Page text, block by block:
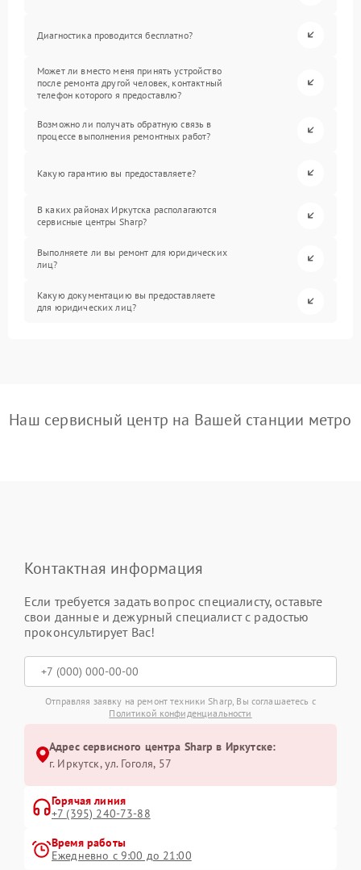
Диагностика проводится бесплатно?
Может ли вместо меня принять устройство
после ремонта другой человек, контактный
телефон которого я предоставлю?
Возможно ли получать обратную связь в
процессе выполнения ремонтных работ?
Какую гарантию вы предоставляете?
В каких районах Иркутска располагаются
сервисные центры Sharp?
Выполняете ли вы ремонт для юридических
лиц?
Какую документацию вы предоставляете
для юридических лиц?
Наш сервисный центр на Вашей станции метро
Контактная информация
Если требуется задать вопрос специалисту, оставьте
свои данные и дежурный специалист с радостью
проконсультирует Вас!
Отправляя заявку на ремонт техники Sharp, Вы соглашаетесь с
Политикой конфиденциальности
Адрес сервисного центра Sharp в Иркутске:
г. Иркутск, ул. ​Гоголя, 57
Горячая линия
+7 (395) 240-73-88
Время работы
Ежедневно с 9:00 до 21:00